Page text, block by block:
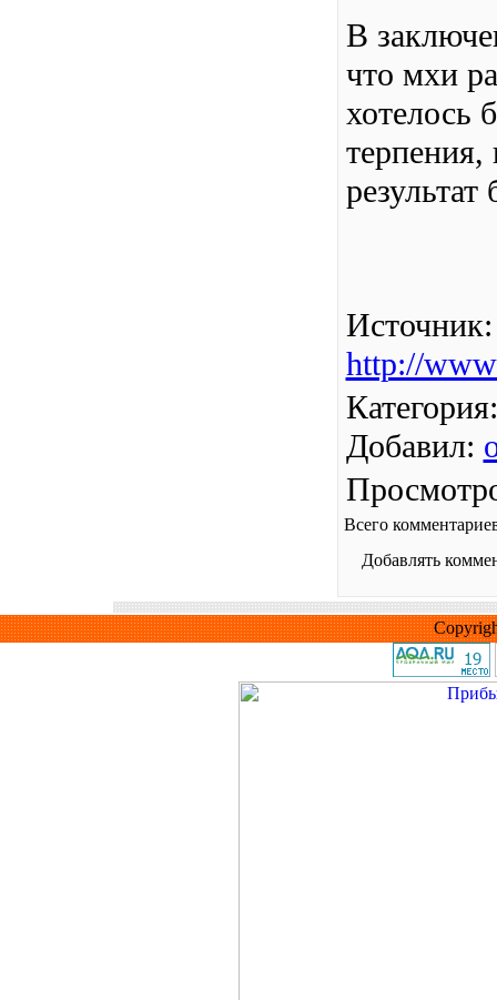
В
что мхи
хотелось
терпения,
результат
Источник:
http://
Категория
Добавил:
Всего
Добавлять